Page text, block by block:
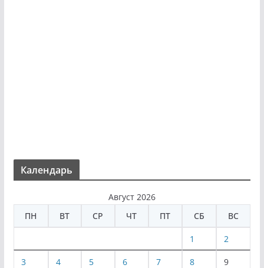
Календарь
Август 2026
ПН
ВТ СР ЧТ ПТ СБ ВС
1 2
3 4 5 6 7 8 9